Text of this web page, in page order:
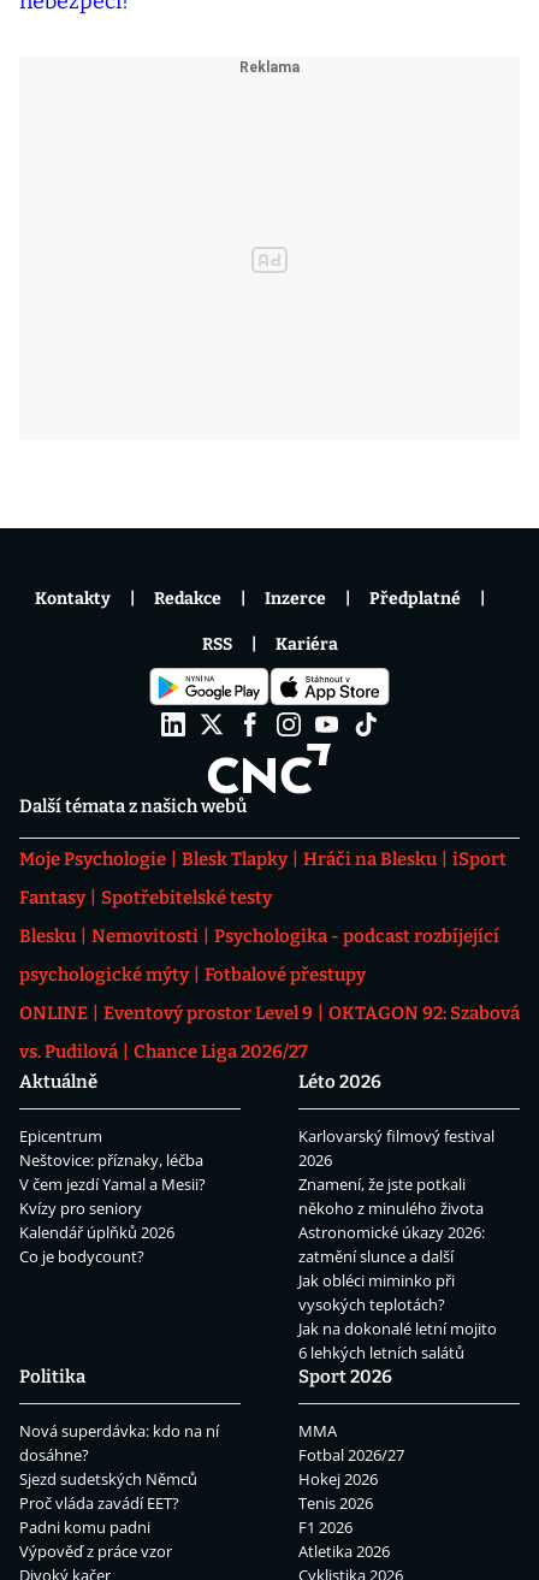
Další témata z našich webů
Moje Psychologie Blesk Tlapky Hráči na Blesku
iSport
Fantasy
Spotřebitelské testy
Blesku
Nemovitosti
Psychologika - podcast rozbíjející
psychologické mýty
Fotbalové přestupy
ONLINE
Eventový prostor Level 9
OKTAGON 92: Szabová
vs. Pudilová
Chance Liga 2026/27
Aktuálně
Epicentrum
Neštovice: příznaky, léčba
V čem jezdí Yamal a Mesii?
Kvízy pro seniory
Kalendář úplňků 2026
Co je bodycount?
Léto 2026
Karlovarský filmový festival
2026
Znamení, že jste potkali
někoho z minulého života
Astronomické úkazy 2026:
zatmění slunce a další
Jak obléci miminko při
vysokých teplotách?
Jak na dokonalé letní mojito
6 lehkých letních salátů
Politika
Nová superdávka: kdo na ní
dosáhne?
Sjezd sudetských Němců
Proč vláda zavádí EET?
Padni komu padni
Výpověď z práce vzor
Divoký kačer
Sport 2026
MMA
Fotbal 2026/27
Hokej 2026
Tenis 2026
F1 2026
Atletika 2026
Cyklistika 2026
Kontakty Redakce Inzerce Předplatné
RSS Kariéra